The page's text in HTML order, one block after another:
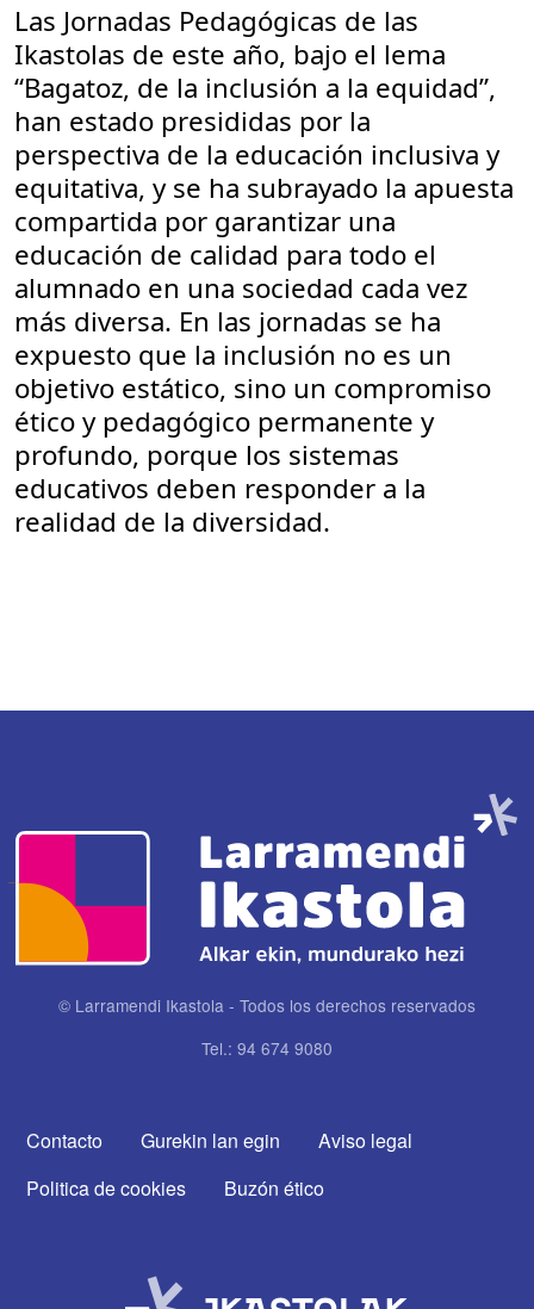
Las Jornadas Pedagógicas de las
Ikastolas de este año, bajo el lema
“Bagatoz, de la inclusión a la equidad”,
han estado presididas por la
perspectiva de la educación inclusiva y
equitativa, y se ha subrayado la apuesta
compartida por garantizar una
educación de calidad para todo el
alumnado en una sociedad cada vez
más diversa. En las jornadas se ha
expuesto que la inclusión no es un
objetivo estático, sino un compromiso
ético y pedagógico permanente y
profundo, porque los sistemas
educativos deben responder a la
realidad de la diversidad.
© Larramendi Ikastola - Todos los derechos reservados
Tel.: 94 674 9080
CONTACTA CON NOSOTROS
Contacto Gurekin lan egin
Aviso legal
Politica de cookies
Buzón ético